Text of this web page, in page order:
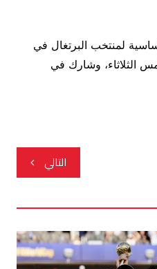
لمنتخب البرتغال في
سويسرا 6-1 يوم أمس الثلاثاء، وشارك في
التالي